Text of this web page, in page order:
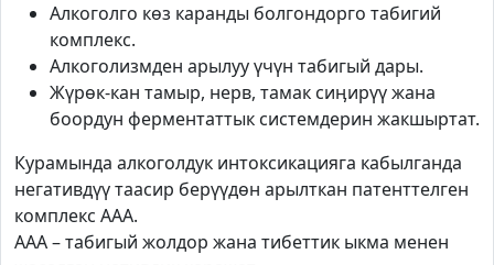
Алкоголго көз каранды болгондорго табигий
комплекс.
Алкоголизмден арылуу үчүн табигый дары.
Жүрөк-кан тамыр, нерв, тамак сиӊирүү жана
боордун ферментаттык системдерин жакшыртат.
Курамында алкоголдук интоксикацияга кабылганда
негативдүү таасир берүүдөн арылткан патенттелген
комплекс ААА.
ААА – табигый жолдор жана тибеттик ыкма менен